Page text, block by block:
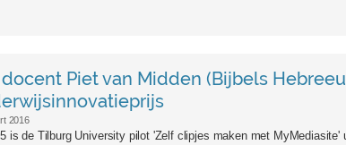
Piet van Midden (Bijbels
2016
is de Tilburg University pilot 'Zelf clipjes maken met